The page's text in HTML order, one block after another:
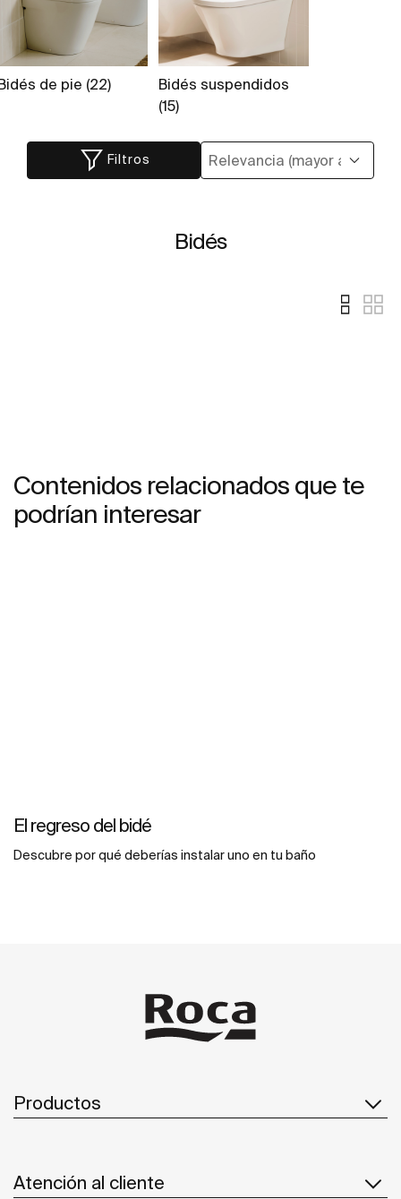
de pie (22)
Bidés suspendidos
(15)
Filtros
Bidés
Contenidos relacionados que te
podrían interesar
El regreso del bidé
Descubre por qué deberías instalar uno en tu baño
Productos
Atención al cliente